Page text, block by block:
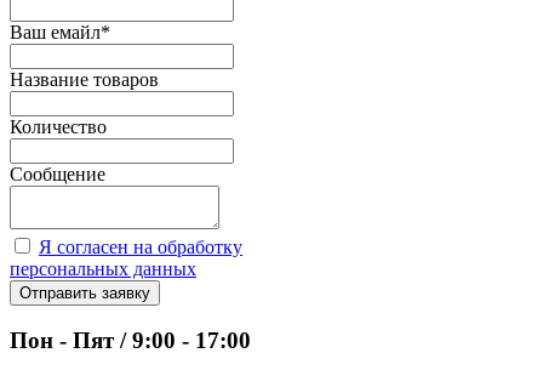
Ваш емайл*
Название товаров
Количество
Сообщение
Я согласен на обработку
персональных данных
Отправить заявку
Пон - Пят / 9:00 - 17:00